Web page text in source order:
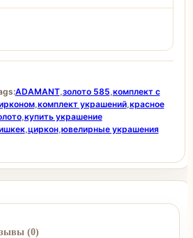
ADAMANT,золото 585,комплект с
,комплект украшений,красное
,купить украшение
,циркон,ювелирные украшения
(0)